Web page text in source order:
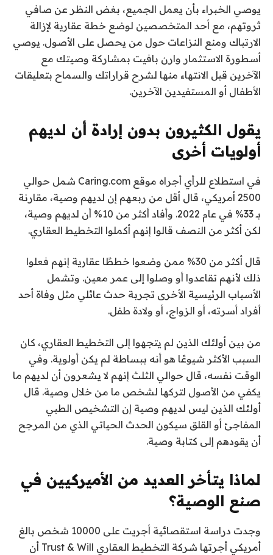
يوصي الخبراء بأن يعمل الجميع، بغض النظر عن صافي
ثروتهم، مع أحد المتخصصين لوضع خطة عقارية لإزالة
الارتباك ومنع النزاعات حول من يحصل على الأصول. يوصي
أسطورة الاستثمار وارن بافيت بمشاركة وصيتك مع
الآخرين قبل الانتهاء منها لشرح قراراتك والسماح بتعليقات
الأطفال أو المستفيدين الآخرين.
يقول الكثيرون بدون إرادة أن لديهم
أولويات أخرى
في استطلاع للرأي أجراه موقع Caring.com شمل حوالي
2500 أمريكي، قال أقل من ربعهم إن لديهم وصية، مقارنة
بـ 33% في عام 2022. وأفاد أكثر من 10% أن لديهم وصية،
لكن أكثر من النصف قالوا إنهم أكملوا التخطيط العقاري.
قال أكثر من 30% ممن وضعوا خططًا عقارية إنهم فعلوا
ذلك لأنهم تقاعدوا أو وصلوا إلى عمر معين. وتشمل
الأسباب الرئيسية الأخرى تجربة حدث عائلي مثل وفاة أحد
أفراد أسرته، أو الزواج، أو ولادة طفل.
من بين أولئك الذين لم يتجهوا إلى التخطيط العقاري، كان
السبب الأكثر شيوعًا هو أنه ببساطة لم يكن أولوية. وفي
الوقت نفسه، قال حوالي الثلث إنهم لا يشعرون أن لديهم ما
يكفي من الأصول لتركها لشخص ما من خلال وصية. قال
أولئك الذين ليس لديهم وصية إن التشخيص الطبي
المفاجئ أو القلق سيكون الحدث الحياتي الذي من المرجح
أن يقودهم إلى كتابة وصية.
لماذا يتأخر العديد من الأميركيين في
صنع الوصية؟
وجدت دراسة استقصائية أجريت على 10000 شخص بالغ
أمريكي أجرتها شركة التخطيط العقاري Trust & Will أن